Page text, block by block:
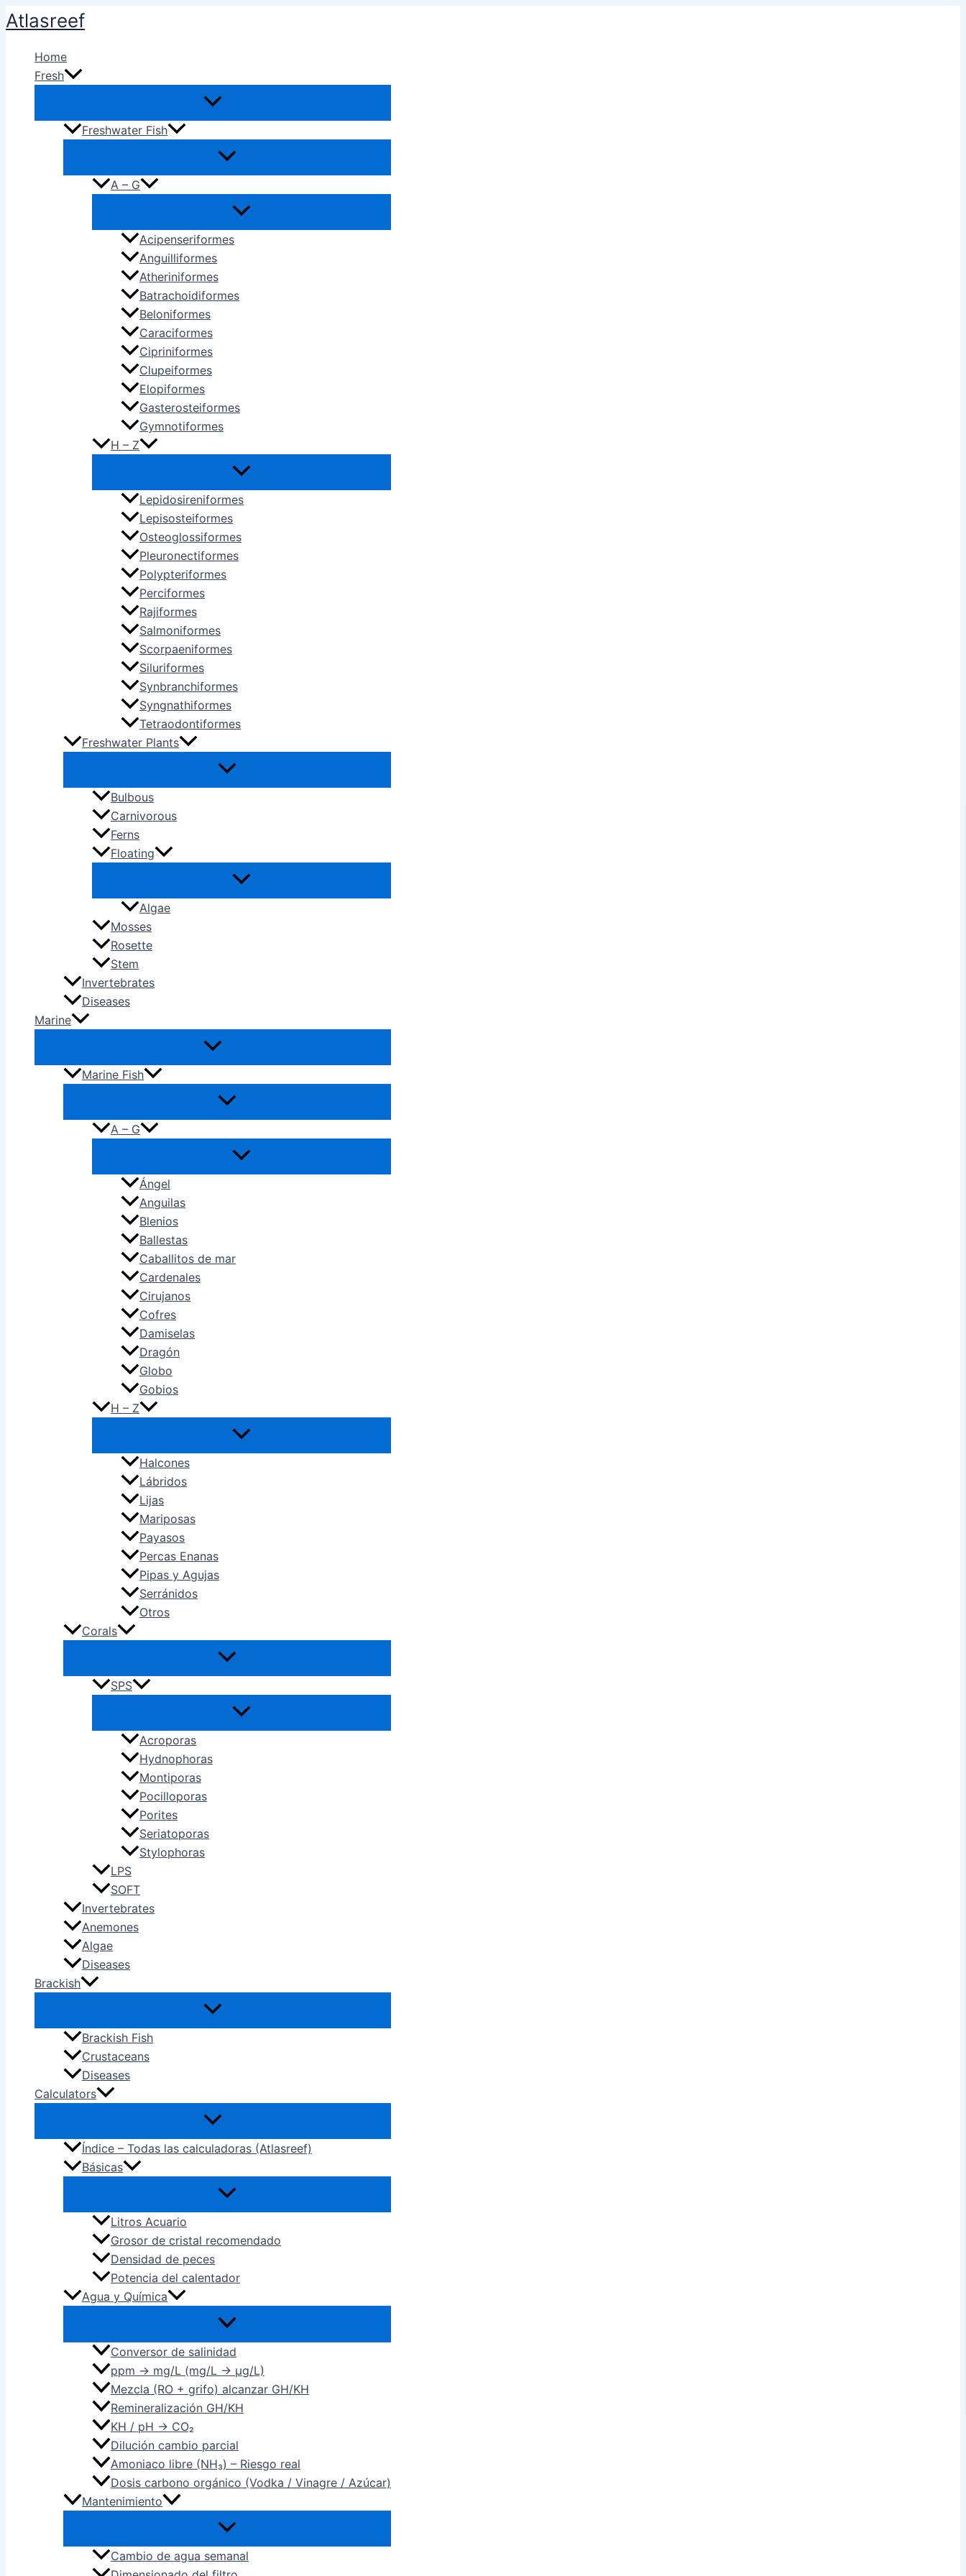
Ir
al
contenido
Atlasreef
Home
Fresh
Freshwater Fish
A – G
Acipenseriformes
Anguilliformes
Atheriniformes
Batrachoidiformes
Beloniformes
Caraciformes
Cipriniformes
Clupeiformes
Elopiformes
Gasterosteiformes
Gymnotiformes
H – Z
Lepidosireniformes
Lepisosteiformes
Osteoglossiformes
Pleuronectiformes
Polypteriformes
Perciformes
Rajiformes
Salmoniformes
Scorpaeniformes
Siluriformes
Synbranchiformes
Syngnathiformes
Tetraodontiformes
Freshwater Plants
Bulbous
Carnivorous
Ferns
Floating
Algae
Mosses
Rosette
Stem
Invertebrates
Diseases
Marine
Marine Fish
A – G
Ángel
Anguilas
Blenios
Ballestas
Caballitos de mar
Cardenales
Cirujanos
Cofres
Damiselas
Dragón
Globo
Gobios
H – Z
Halcones
Lábridos
Lijas
Mariposas
Payasos
Percas Enanas
Pipas y Agujas
Serránidos
Otros
Corals
SPS
Acroporas
Hydnophoras
Montiporas
Pocilloporas
Porites
Seriatoporas
Stylophoras
LPS
SOFT
Invertebrates
Anemones
Algae
Diseases
Brackish
Brackish Fish
Crustaceans
Diseases
Calculators
Índice – Todas las calculadoras (Atlasreef)
Básicas
Litros Acuario
Grosor de cristal recomendado
Densidad de peces
Potencia del calentador
Agua y Química
Conversor de salinidad
ppm → mg/L (mg/L → µg/L)
Mezcla (RO + grifo) alcanzar GH/KH
Remineralización GH/KH
KH / pH → CO₂
Dilución cambio parcial
Amoniaco libre (NH₃) – Riesgo real
Dosis carbono orgánico (Vodka / Vinagre / Azúcar)
Mantenimiento
Cambio de agua semanal